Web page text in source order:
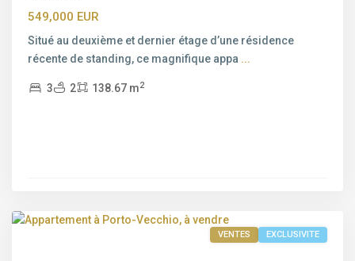
549,000 EUR
Situé au deuxième et dernier étage d’une résidence
récente de standing, ce magnifique appa ...
3 2 138.67 m2
VENTES EXCLUSIVITE